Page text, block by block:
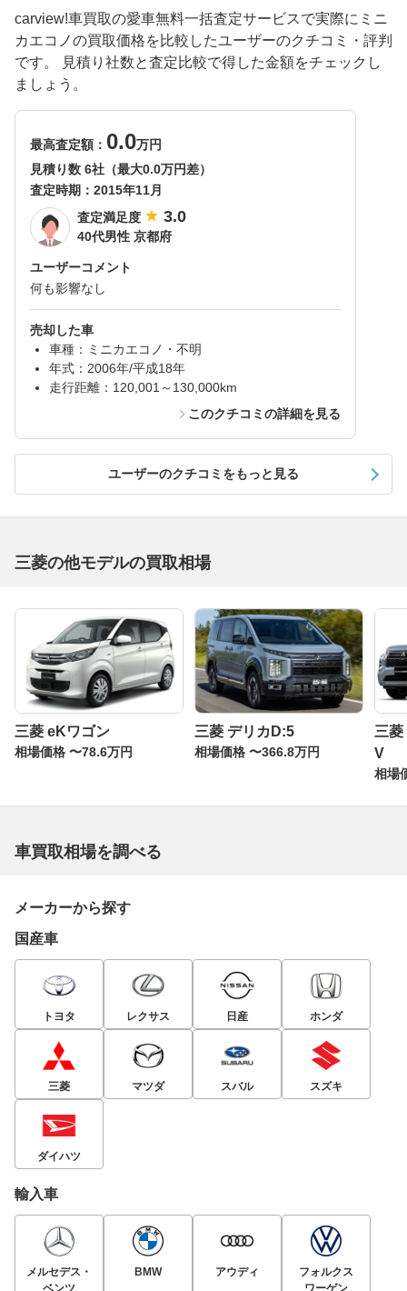
carview!車買取の愛車無料一括査定サービスで実際にミニ
カエコノの買取価格を比較したユーザーのクチコミ・評判
です。 見積り社数と査定比較で得した金額をチェックし
ましょう。
最高査定額： 0.0万円
見積り数 6社（最大0.0万円差）
査定時期： 2015年11月
査定満足度
3.0
40代男性 京都府
ユーザーコメント
何も影響なし
売却した車
車種：ミニカエコノ・不明
年式：2006年/平成18年
走行距離：120,001～130,000km
このクチコミの詳細を見る
ユーザーのクチコミをもっと見る
三菱の他モデルの買取相場
三菱 eKワゴン
相場価格 〜78.6万円
三菱 デリカD:5
相場価格 〜366.8万円
三
V
相場
車買取相場を調べる
メーカーから探す
国産車
トヨタ レクサス 日産 ホンダ
三菱 マツダ スバル スズキ
ダイハツ
輸入車
メルセデス・
BMW アウディ
フォルクス